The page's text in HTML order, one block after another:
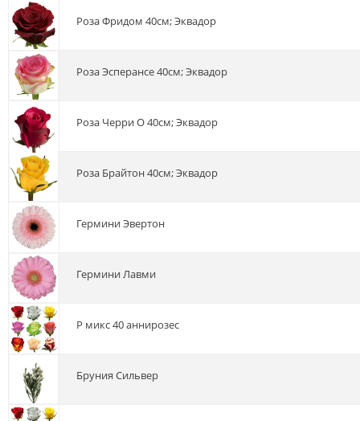
роза Фридом 40см; Эквадор
роза Эсперансе 40см; Эквадор
роза Черри О 40см; Эквадор
роза Брайтон 40см; Эквадор
гермини Эвертон
гермини Лавми
р микс 40 аннирозес
бруния Сильвер